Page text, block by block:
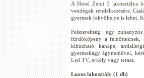
A Hotel Zenit 3 lakosztálya
vendégek rendelkezésére.
gyermek fekvőhelye is lehet.
Felszereltség: egy
fürdőköpeny a felnőtteknek,
kihúzható kanapé,
gyermekágy ágyneművel,
Led TV, erkély vagy terasz.
Luxus lakosztály (1 db)